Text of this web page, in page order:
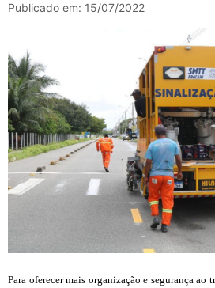
Publicado em: 15/07/2022
Para oferecer mais organização e segurança ao